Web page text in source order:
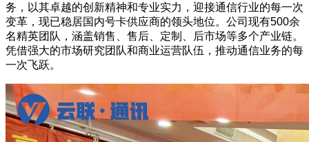
务，以其卓越的创新精神和专业实力，迎接通信行业的每一次
变革，现已稳居国内号卡供应商的领头地位。公司现有500余
名精英团队，涵盖销售、售后、定制、后市场等多个产业链。
凭借强大的市场研究团队和商业运营队伍，推动通信业务的每
一次飞跃。